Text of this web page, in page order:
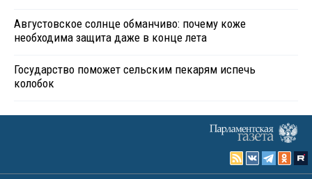
Августовское солнце обманчиво: почему коже
необходима защита даже в конце лета
Государство поможет сельским пекарям испечь
колобок